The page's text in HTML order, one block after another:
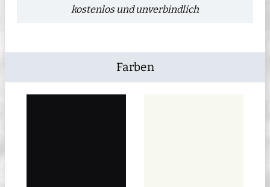
kostenlos und unverbindlich
Farben